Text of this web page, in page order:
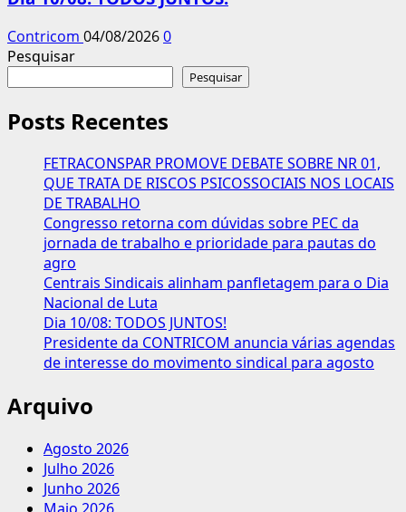
Contricom 04/08/20260
Pesquisar
Pesquisar
Posts Recentes
FETRACONSPAR PROMOVE DEBATE SOBRE NR 01,
QUE TRATA DE RISCOS PSICOSSOCIAIS NOS LOCAIS
DE TRABALHO
Congresso retorna com dúvidas sobre PEC da
jornada de trabalho e prioridade para pautas do
agro
Centrais Sindicais alinham panfletagem para o Dia
Nacional de Luta
Dia 10/08: TODOS JUNTOS!
Presidente da CONTRICOM anuncia várias agendas
de interesse do movimento sindical para agosto
Arquivo
Agosto 2026
Julho 2026
Junho 2026